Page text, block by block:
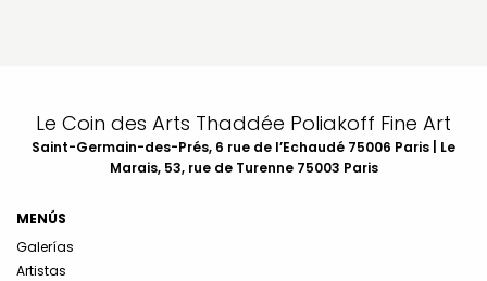
Le Coin des Arts Thaddée Poliakoff Fine Art
Saint-Germain-des-Prés, 6 rue de l’Echaudé 75006 Paris | Le
Marais, 53, rue de Turenne 75003 Paris
MENÚS
Galerías
Artistas